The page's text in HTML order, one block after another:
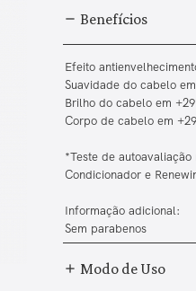
Benefícios
Efeito
Suavidade do cabelo
Brilho do cabelo em
Corpo de cabelo em
*Teste de
Condicionador e
Informação adicional:
Sem parabenos
Modo de Uso